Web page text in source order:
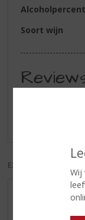
Wij
Soort wijn
EXCL. BTW
WIJN VAN